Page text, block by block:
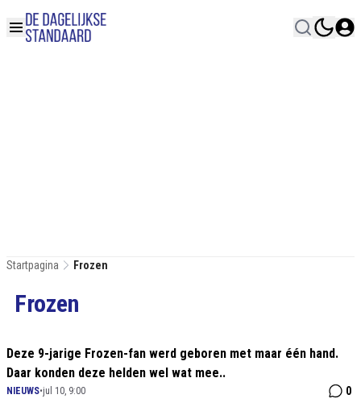
Startpagina Frozen
Frozen
Deze 9-jarige Frozen-fan werd geboren met maar één hand.
Daar konden deze helden wel wat mee..
NIEUWS•jul 10, 9:00 0